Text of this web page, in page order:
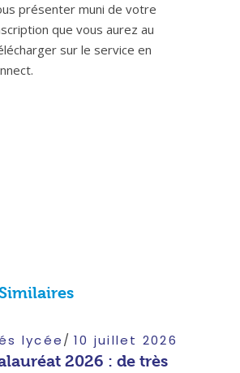
présenter muni de votre
que vous aurez au
sur le service en
lycée 10 juillet 2026
2026 : de très